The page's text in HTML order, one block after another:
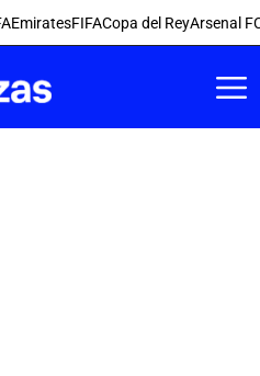
EmiratesFIFACopa del ReyArsenal